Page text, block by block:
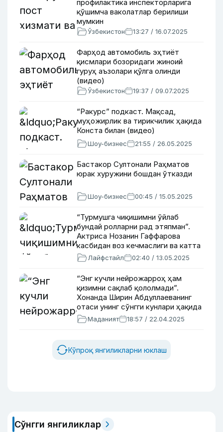
профилактика инспекторларига
қўшимча ваколатлар берилиши
мумкин
Ўзбекистон 13:27 / 16.07.2025
Фарҳод автомобиль эҳтиёт
қисмлари бозоридаги жиноий
гуруҳ аъзолари қўлга олинди
(видео)
Ўзбекистон 19:37 / 09.07.2025
“Ракурс” подкаст. Мақсад,
муҳожирлик ва тирикчилик ҳақида
Конста билан (видео)
Шоу-бизнес 21:55 / 26.05.2025
Бастакор Султонали Раҳматов
юрак хуружини бошдан ўтказди
Шоу-бизнес 00:45 / 15.05.2025
“Турмушга чиқишимни ўйлаб
бундай ролларни рад этяпман”.
Актриса Нозанин Гаффарова
касбидан воз кечмаслиги ва катта
танқидга учрагани ҳақида
Лайфстайл 02:40 / 13.05.2025
“Энг кучли нейрожарроҳ ҳам
қизимни сақлаб қололмади”.
Хонанда Ширин Абдуллаеванинг
отаси унинг сўнгги кунлари ҳақида
сўзлаб берди
Маданият 18:57 / 22.04.2025
Кўпроқ янгиликларни юклаш
Сўнгги янгиликлар